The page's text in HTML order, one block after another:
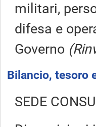
militari,
difesa e
Governo
Bilancio, tesoro
SEDE